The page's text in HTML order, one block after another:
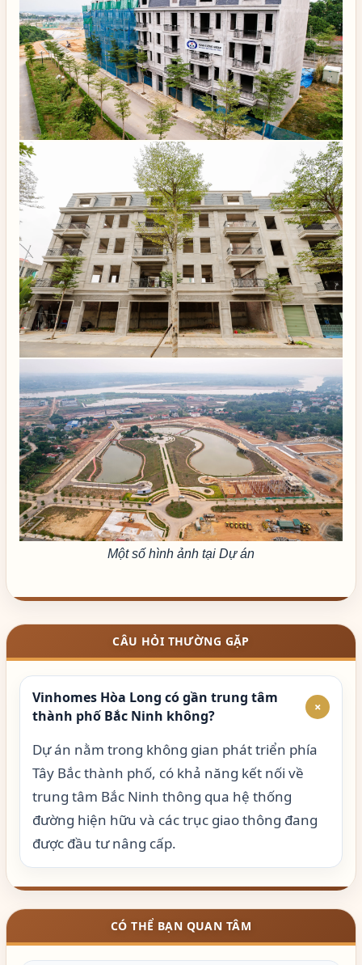
Một số hình ảnh tại Dự án
CÂU HỎI THƯỜNG GẶP
Vinhomes Hòa Long có gần trung tâm
thành phố Bắc Ninh không?
+
Dự án nằm trong không gian phát triển phía
Tây Bắc thành phố, có khả năng kết nối về
trung tâm Bắc Ninh thông qua hệ thống
đường hiện hữu và các trục giao thông đang
được đầu tư nâng cấp.
CÓ THỂ BẠN QUAN TÂM